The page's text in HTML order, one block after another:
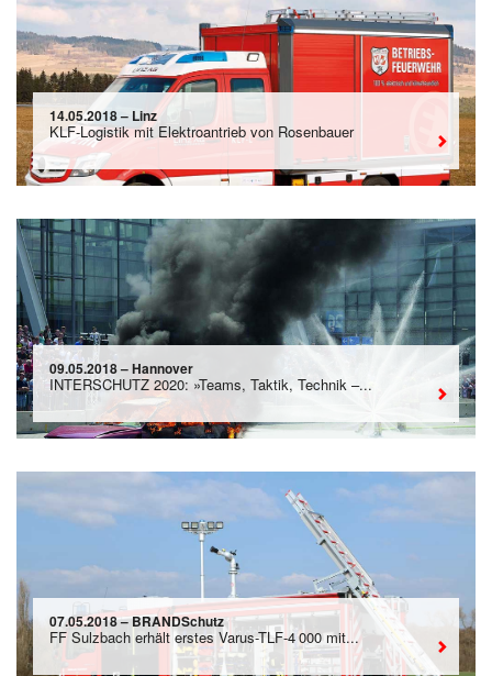
14.05.2018 – Linz
KLF-Logistik mit Elektroantrieb von Rosenbauer
09.05.2018 – Hannover
INTERSCHUTZ 2020: »Teams, Taktik, Technik –...
07.05.2018 – BRANDSchutz
FF Sulzbach erhält erstes Varus-TLF-4 000 mit...